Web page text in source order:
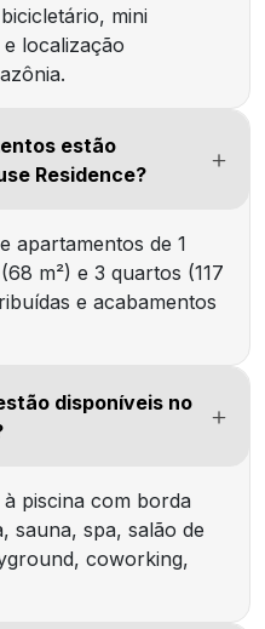
mini
localização
estão
Residence?
apartamentos de 1
m²) e 3 quartos (117
e acabamentos
disponíveis no
piscina com borda
sauna, spa, salão de
coworking,